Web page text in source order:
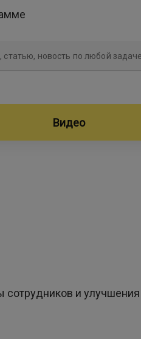
статью, новость по любой задаче
Видео
сотрудников и